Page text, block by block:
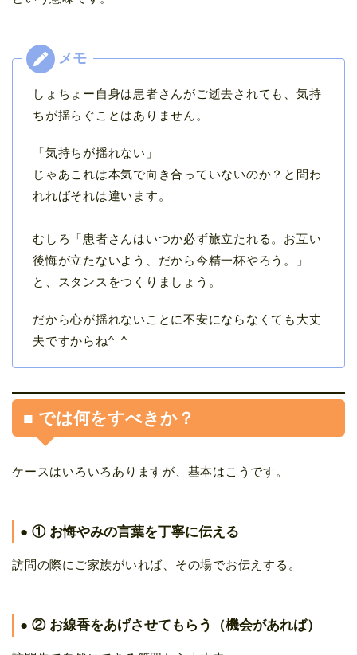
しょちょー自身は患者さんがご逝去されても、気持
ちが揺らぐことはありません。
「気持ちが揺れない」
じゃあこれは本気で向き合っていないのか？と問わ
れればそれは違います。
むしろ「患者さんはいつか必ず旅立たれる。お互い
後悔が立たないよう、だから今精一杯やろう。」
と、スタンスをつくりましょう。
だから心が揺れないことに不安にならなくても大丈
夫ですからね^_^
■ では何をすべきか？
ケースはいろいろありますが、基本はこうです。
● ① お悔やみの言葉を丁寧に伝える
訪問の際にご家族がいれば、その場でお伝えする。
● ② お線香をあげさせてもらう（機会があれば）